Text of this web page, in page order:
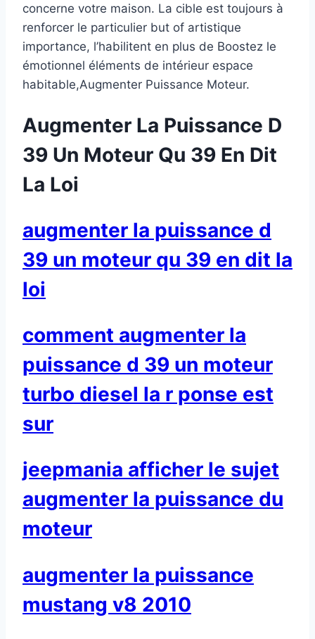
concerne votre maison. La cible est toujours à
renforcer le particulier but of artistique
importance, l’habilitent en plus de Boostez le
émotionnel éléments de intérieur espace
habitable,Augmenter Puissance Moteur.
Augmenter La Puissance D
39 Un Moteur Qu 39 En Dit
La Loi
augmenter la puissance d
39 un moteur qu 39 en dit la
loi
comment augmenter la
puissance d 39 un moteur
turbo diesel la r ponse est
sur
jeepmania afficher le sujet
augmenter la puissance du
moteur
augmenter la puissance
mustang v8 2010